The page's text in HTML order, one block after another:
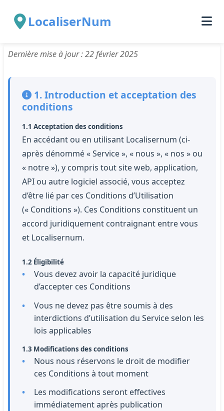
LocaliserNum
Conditions d’Utilisation
Dernière mise à jour : 22 février 2025
1. Introduction et acceptation des
conditions
1.1 Acceptation des conditions
En accédant ou en utilisant Localisernum (ci-
après dénommé « Service », « nous », « nos » ou
« notre »), y compris tout site web, application,
API ou autre logiciel associé, vous acceptez
d’être lié par ces Conditions d’Utilisation
(« Conditions »). Ces Conditions constituent un
accord juridiquement contraignant entre vous
et Localisernum.
1.2 Éligibilité
Vous devez avoir la capacité juridique
d’accepter ces Conditions
Vous ne devez pas être soumis à des
interdictions d’utilisation du Service selon les
lois applicables
1.3 Modifications des conditions
Nous nous réservons le droit de modifier
ces Conditions à tout moment
Les modifications seront effectives
immédiatement après publication